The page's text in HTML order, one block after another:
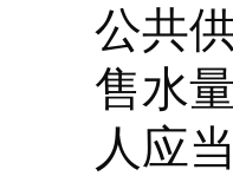
公共
售水
人应